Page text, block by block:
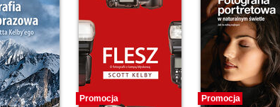
Promocja Promocja